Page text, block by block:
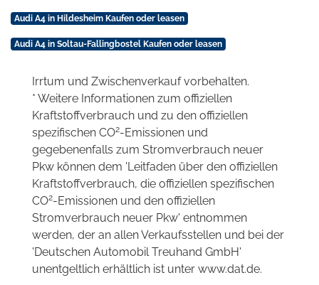
Audi A4 in Hildesheim Kaufen oder leasen
Audi A4 in Soltau-Fallingbostel Kaufen oder leasen
Irrtum und Zwischenverkauf vorbehalten.
* Weitere Informationen zum offiziellen
Kraftstoffverbrauch und zu den offiziellen
spezifischen CO2-Emissionen und
gegebenenfalls zum Stromverbrauch neuer
Pkw können dem 'Leitfaden über den offiziellen
Kraftstoffverbrauch, die offiziellen spezifischen
CO2-Emissionen und den offiziellen
Stromverbrauch neuer Pkw' entnommen
werden, der an allen Verkaufsstellen und bei der
'Deutschen Automobil Treuhand GmbH'
unentgeltlich erhältlich ist unter www.dat.de.